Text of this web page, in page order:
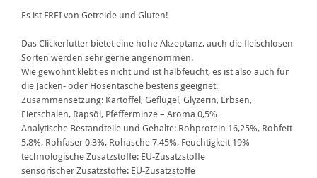
Es ist FREI von Getreide und Gluten!
Das Clickerfutter bietet eine hohe Akzeptanz, auch die fleischlosen
Sorten werden sehr gerne angenommen.
Wie gewohnt klebt es nicht und ist halbfeucht, es ist also auch für
die Jacken- oder Hosentasche bestens geeignet.
Zusammensetzung: Kartoffel, Geflügel, Glyzerin, Erbsen,
Eierschalen, Rapsöl, Pfefferminze – Aroma 0,5%
Analytische Bestandteile und Gehalte: Rohprotein 16,25%, Rohfett
5,8%, Rohfaser 0,3%, Rohasche 7,45%, Feuchtigkeit 19%
technologische Zusatzstoffe: EU-Zusatzstoffe
sensorischer Zusatzstoffe: EU-Zusatzstoffe